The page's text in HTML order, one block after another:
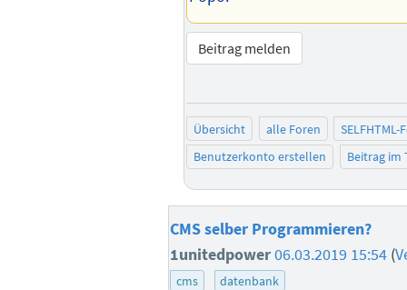
Beitrag melden
Übersicht alle Foren
SELFHTML-
Benutzerkonto erstellen
Beitrag im
CMS selber Programmieren?
1unitedpower06.03.2019 15:54 (
cms datenbank